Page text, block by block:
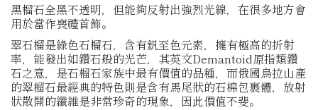
黑榴石全黑不透明，但能夠反射出強烈光線，在很多地方會
用於當作喪禮首飾。
翠石榴是綠色石榴石，含有釩至色元素，擁有極高的折射
率，能發出如鑽石般的光芒，其英文Demantoid原指類鑽
石之意，是石榴石家族中最有價值的品種，而俄國烏拉山產
的翠榴石最經典的特色則是含有馬尾狀的石棉包裹體，放射
狀散開的纖維是非常珍奇的現象，因此價值不斐。